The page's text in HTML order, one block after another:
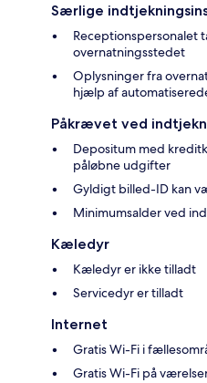
Særlige
Receptionspersonalet
overnatningsstedet
Oplysninger fra
hjælp af
Påkrævet ved
Depositum med
påløbne udgifter
Gyldigt billed-ID kan
Minimumsalder ved
Kæledyr
Kæledyr er ikke tilladt
Servicedyr er tilladt
Internet
Gratis Wi-Fi i
Gratis Wi-Fi på